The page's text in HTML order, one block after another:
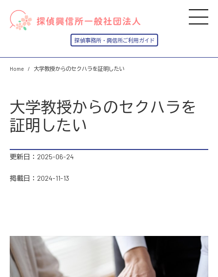
Home 大学教授からのセクハラを証明したい
大学教授からのセクハラを
証明したい
更新日：2025-06-24
掲載日：2024-11-13